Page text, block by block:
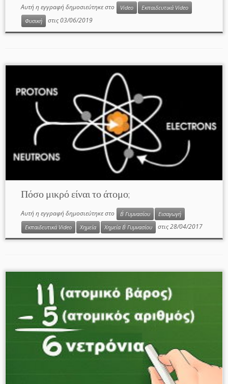
Αυτή η εγγραφή δημοσιεύτηκε στο Video
Εκπαιδευτικά Video
Φυσική
στις03/06/2019
Πόσο μικρό είναι το άτομο;
Αυτή η εγγραφή δημοσιεύτηκε στο Β΄ Γυμνασίου
Εισαγωγή
Εκπαιδευτικά Video
Χημεία Χημεία Β΄ Γυμνασίου στις28/04/2017